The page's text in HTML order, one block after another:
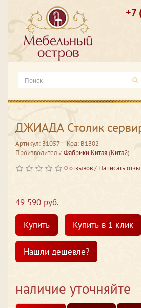
+7
ДЖИАДА Столик
Артикул: 31057
Код: В1302
Производитель:Фабрики Китая(Китай)
0 отзывов/ Написать
49 590 руб.
Купить
Купить в 1 клик
Нашли дешевле?
наличие уточняйте